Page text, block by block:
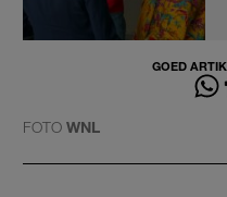
GOED
FOTO WNL